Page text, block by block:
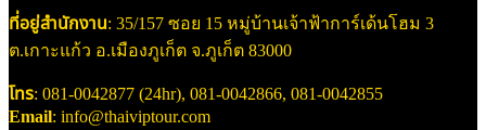
ที่อยู่สำนักงาน: 35/157 ซอย 15 หมู่บ้านเจ้าฟ้าการ์เด้นโฮม 3
ต.เกาะแก้ว อ.เมืองภูเก็ต จ.ภูเก็ต 83000
โทร: 081-0042877 (24hr), 081-0042866, 081-0042855
Email: info@thaiviptour.com